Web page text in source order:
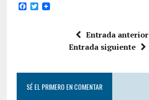
F T
Entrada anterior
Entrada siguiente
SÉ EL PRIMERO EN COMENTAR